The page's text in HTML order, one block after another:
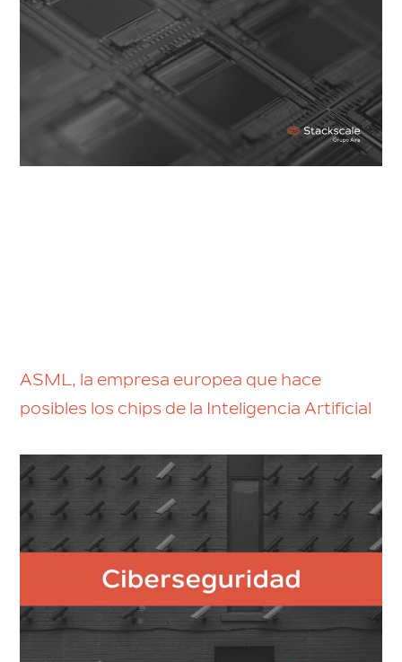
ASML, la empresa europea que hace
posibles los chips de la Inteligencia Artificial